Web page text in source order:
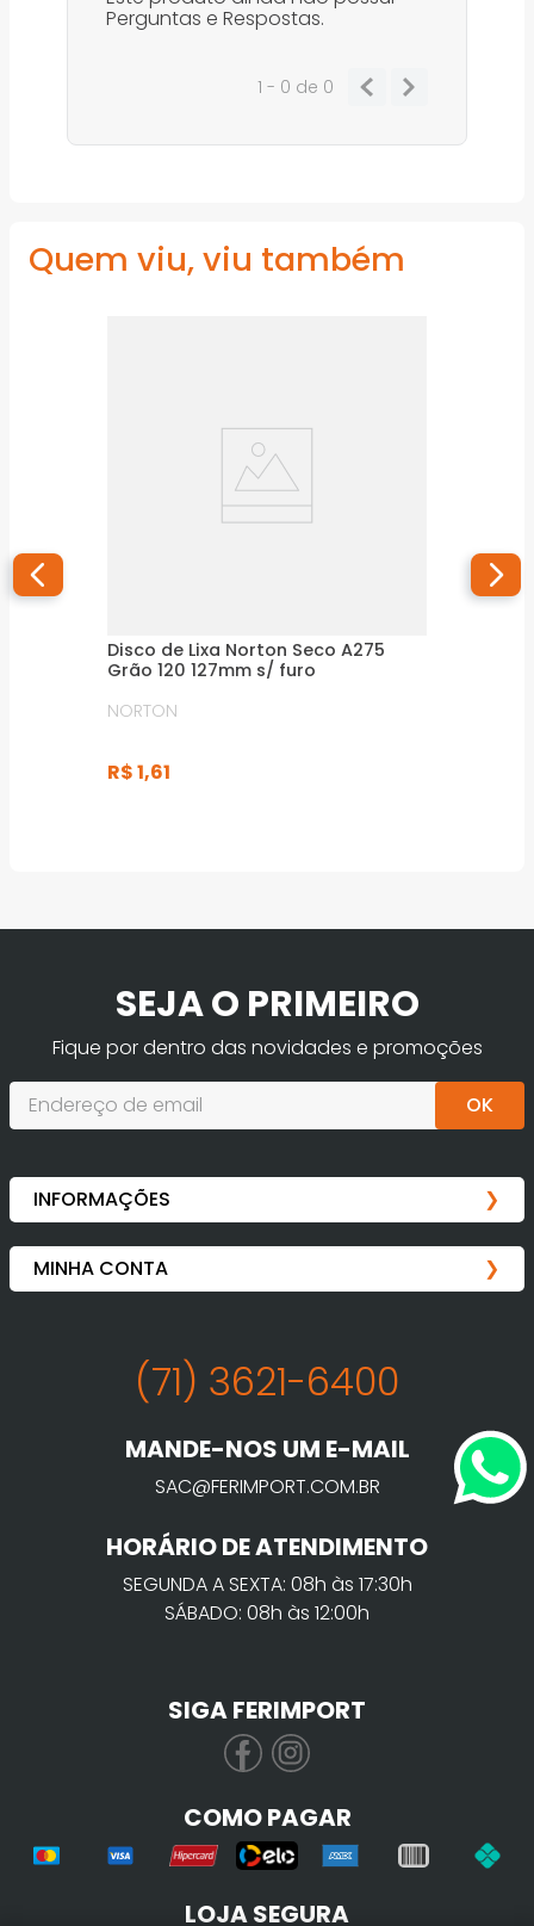
Perguntas e Respostas.
1 - 0 de 0
Quem viu, viu também
Disco de Lixa Norton Seco A275
Grão 120 127mm s/ furo
NORTON
R$1,61
SEJA O PRIMEIRO
Fique por dentro das novidades e promoções
OK
(71) 3621-6400
MANDE-NOS UM E-MAIL
SAC@FERIMPORT.COM.BR
HORÁRIO DE ATENDIMENTO
SEGUNDA A SEXTA: 08h às 17:30h
SÁBADO: 08h às 12:00h
SIGA FERIMPORT
COMO PAGAR
LOJA SEGURA